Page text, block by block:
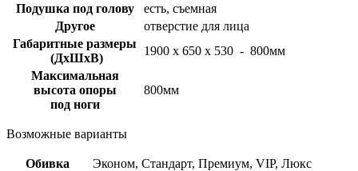
Подушка под голову
есть, съемная
Другое
отверстие для лица
Габаритные размеры
(ДхШхВ)
1900 х 650 х 530 - 800мм
Максимальная
высота опоры
под ноги
800мм
Возможные варианты
Обивка
Эконом, Стандарт, Премиум, VIP, Люкс